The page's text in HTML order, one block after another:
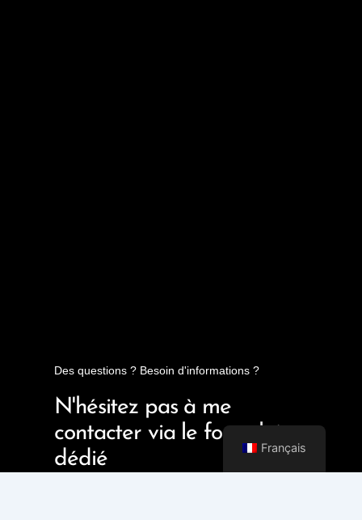
Des questions ? Besoin d'informations ?
N'hésitez pas à me
contacter via le formulaire
dédié
Français